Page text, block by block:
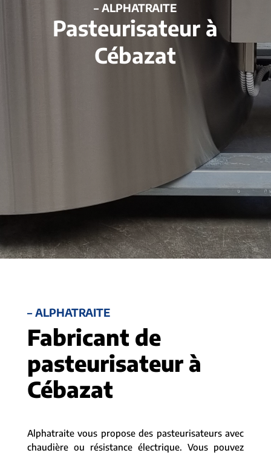
– ALPHATRAITE
Pasteurisateur à
Cébazat
– ALPHATRAITE
Fabricant de
pasteurisateur à
Cébazat
Alphatraite vous propose des pasteurisateurs avec
chaudière ou résistance électrique. Vous pouvez